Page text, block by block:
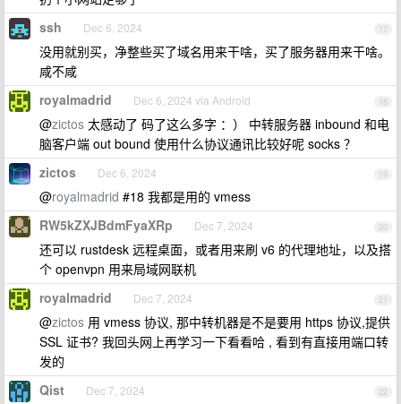
17
ssh Dec 6, 2024
没用就别买，净整些买了域名用来干啥，买了服务器用来干啥。
咸不咸
18
royalmadrid Dec 6, 2024 via Android
@zictos 太感动了 码了这么多字 ：） 中转服务器 inbound 和电
脑客户端 out bound 使用什么协议通讯比较好呢 socks ？
19
zictos Dec 6, 2024
@royalmadrid #18 我都是用的 vmess
20
RW5kZXJBdmFyaXRp Dec 7, 2024
还可以 rustdesk 远程桌面，或者用来刷 v6 的代理地址，以及搭
个 openvpn 用来局域网联机
21
royalmadrid Dec 7, 2024
@zictos 用 vmess 协议, 那中转机器是不是要用 https 协议,提供
SSL 证书? 我回头网上再学习一下看看哈 , 看到有直接用端口转
发的
22
Qist Dec 7, 2024